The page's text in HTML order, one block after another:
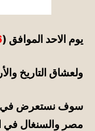
يوم الاحد الموافق (
ولعشاق التاريخ
سوف نستعرض في
مصر والسنغال في